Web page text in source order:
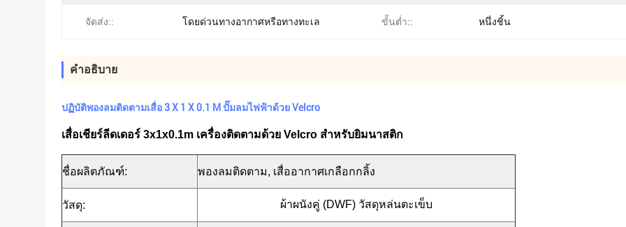
จัดส่ง:: โดยด่วนทางอากาศหรือทางทะเล ขั้นต่ำ:: หนึ่งชิ้น
คําอธิบาย
ปฏิบัติพองลมติดตามเสื่อ 3 X 1 X 0.1 M ปั๊มลมไฟฟ้าด้วย Velcro
เสื่อเชียร์ลีดเดอร์ 3x1x0.1m เครื่องติดตามด้วย Velcro สำหรับยิมนาสติก
ชื่อผลิตภัณฑ์: พองลมติดตาม, เสื่ออากาศเกลือกกลิ้ง
วัสดุ: ผ้าผนังคู่ (DWF) วัสดุหล่นตะเข็บ